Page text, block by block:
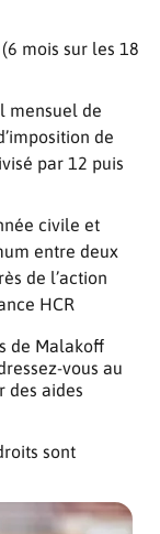
mois sur les 18
mensuel de
de
par 12 puis
civile et
entre deux
de l’action
HCR
de Malakoff
vous au
des aides
sont